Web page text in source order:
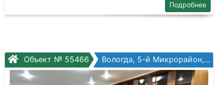
Подробнее
Объект № 55466 Вологда, 5-й Микрорайон, Воркутинская ул, №17